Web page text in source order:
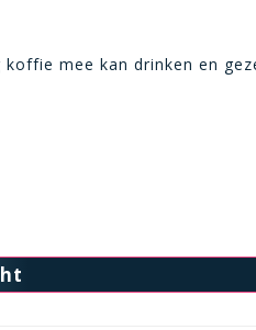
mee kan drinken en